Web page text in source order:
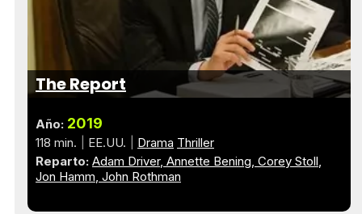
The Report
Año: 2019
118 min. EE.UU. Drama Thriller
Reparto: Adam Driver Annette Bening Corey Stoll
Jon Hamm John Rothman